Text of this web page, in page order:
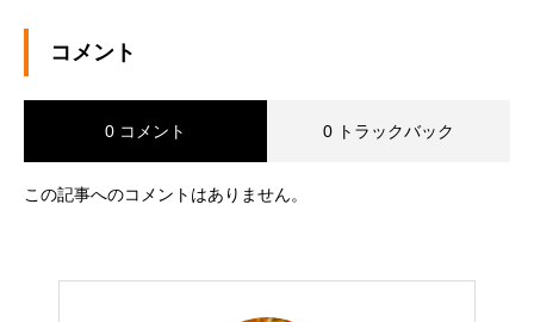
コメント
0 コメント 0 トラックバック
この記事へのコメントはありません。